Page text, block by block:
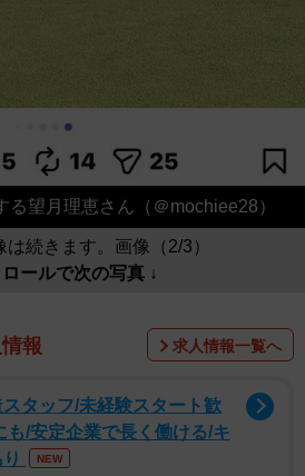
望月理恵さん（＠mochiee28）
は続きます。画像（2/3）
ロールで次の写真 ↓
報 求人情報一覧へ
タッフ/未経験スタート歓
も/安定企業で長く働ける/キ
NEW